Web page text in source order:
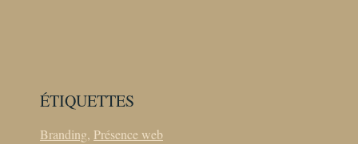
ÉTIQUETTES
Branding, Présence web